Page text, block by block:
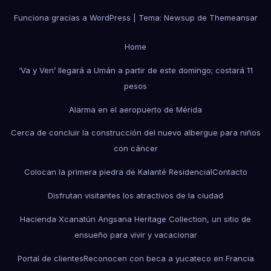
Funciona gracias a WordPress Tema: Newsup de Themeansar
Home
‘Va y Ven’ llegará a Umán a partir de este domingo; costará 11
pesos
Alarma en el aeropuerto de Mérida
Cerca de concluir la construcción del nuevo albergue para niños
con cáncer
Colocan la primera piedra de Kalanté ResidencialContacto
Disfrutan visitantes los atractivos de la ciudad
Hacienda Xcanatún Angsana Heritage Collection, un sitio de
ensueño para vivir y vacacionar
Portal de clientesReconocen con beca a yucateco en Francia